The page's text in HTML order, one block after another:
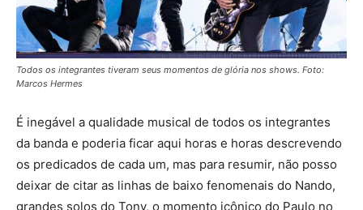
Todos os integrantes tiveram seus momentos de glória nos shows. Foto:
Marcos Hermes
É inegável a qualidade musical de todos os integrantes
da banda e poderia ficar aqui horas e horas descrevendo
os predicados de cada um, mas para resumir, não posso
deixar de citar as linhas de baixo fenomenais do Nando,
grandes solos do Tony, o momento icônico do Paulo no